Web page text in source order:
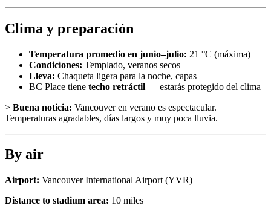
Clima y preparación
Temperatura promedio en junio–julio: 21 °C (máxima)
Condiciones: Templado, veranos secos
Lleva: Chaqueta ligera para la noche, capas
BC Place tiene techo retráctil — estarás protegido del clima
> Buena noticia: Vancouver en verano es espectacular.
Temperaturas agradables, días largos y muy poca lluvia.
By air
Airport: Vancouver International Airport (YVR)
Distance to stadium area: 10 miles